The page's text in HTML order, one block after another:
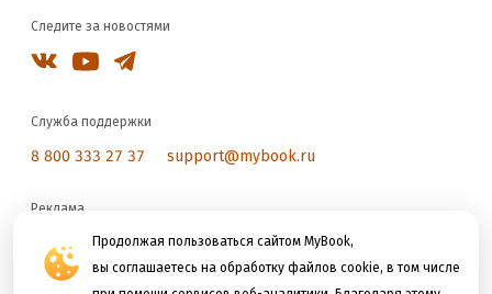
Продолжая пользоваться сайтом MyBook,
вы соглашаетесь на обработку файлов cookie, в том числе
Следите за новостями
Служба поддержки
8 800 333 27 37 support@mybook.ru
Реклама
reklama@litres.ru